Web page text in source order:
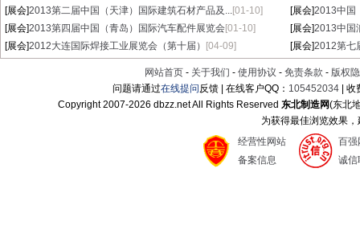
[展会]2013第二届中国（天津）国际建筑石材产品及...[01-10] [展会]2013中国
[展会]2013第四届中国（青岛）国际汽车配件展览会[01-10] [展会]2013中国
[展会]2012大连国际焊接工业展览会（第十届） [04-09] [展会]2012第七
网站首页 - 关于我们 - 使用协议 - 免责条款 - 版权
问题请通过在线提问反馈 | 在线客户QQ： 105452034 |
Copyright 2007-2026 dbzz.net All Rights Reserved东北制造网(东北
为获得最佳浏览效果
经营性网站
备案信息
百强
诚信